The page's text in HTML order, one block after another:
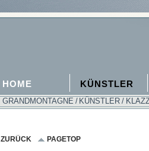
HOME KÜNSTLER
GRANDMONTAGNE / KÜNSTLER/
ZURÜCK PAGETOP